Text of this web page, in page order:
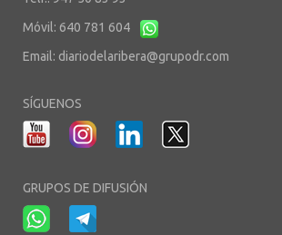
Móvil: 640 781 604
Email: diariodelaribera@grupodr.com
SÍGUENOS
GRUPOS DE DIFUSIÓN